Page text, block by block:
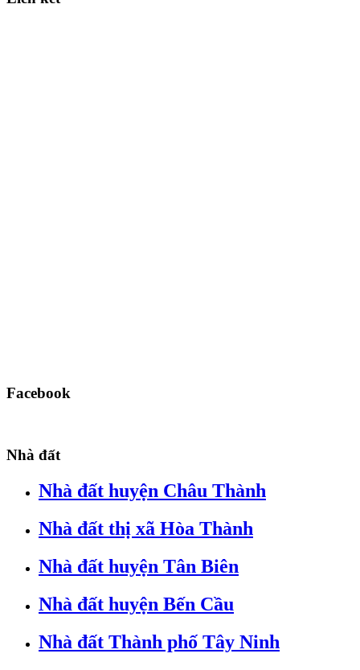
Facebook
Nhà đất
Nhà đất huyện Châu Thành
Nhà đất thị xã Hòa Thành
Nhà đất huyện Tân Biên
Nhà đất huyện Bến Cầu
Nhà đất Thành phố Tây Ninh